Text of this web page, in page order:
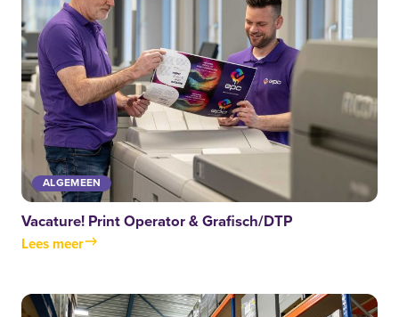
ALGEMEEN
Vacature! Print Operator & Grafisch/DTP
Lees meer